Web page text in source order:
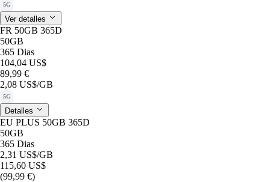
5G
Ver detalles
FR 50GB 365D
50GB
365 Dias
104,04 US$
89,99 €
2,08 US$/GB
5G
Detalles
EU PLUS 50GB 365D
50GB
365 Dias
2,31 US$/GB
115,60 US$
(99,99 €)